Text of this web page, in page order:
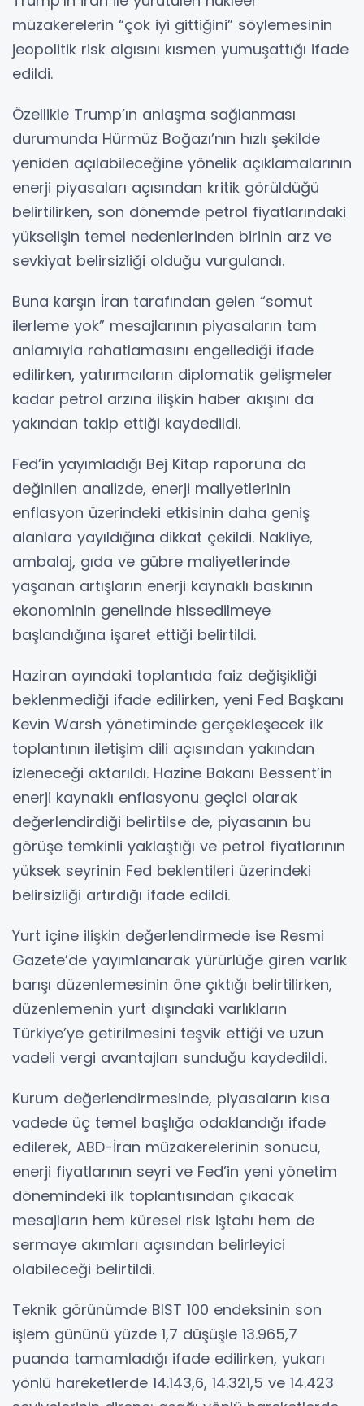
müzakerelerin “çok iyi gittiğini” söylemesinin
jeopolitik risk algısını kısmen yumuşattığı ifade
edildi.
Özellikle Trump’ın anlaşma sağlanması
durumunda Hürmüz Boğazı’nın hızlı şekilde
yeniden açılabileceğine yönelik açıklamalarının
enerji piyasaları açısından kritik görüldüğü
belirtilirken, son dönemde petrol fiyatlarındaki
yükselişin temel nedenlerinden birinin arz ve
sevkiyat belirsizliği olduğu vurgulandı.
Buna karşın İran tarafından gelen “somut
ilerleme yok” mesajlarının piyasaların tam
anlamıyla rahatlamasını engellediği ifade
edilirken, yatırımcıların diplomatik gelişmeler
kadar petrol arzına ilişkin haber akışını da
yakından takip ettiği kaydedildi.
Fed’in yayımladığı Bej Kitap raporuna da
değinilen analizde, enerji maliyetlerinin
enflasyon üzerindeki etkisinin daha geniş
alanlara yayıldığına dikkat çekildi. Nakliye,
ambalaj, gıda ve gübre maliyetlerinde
yaşanan artışların enerji kaynaklı baskının
ekonominin genelinde hissedilmeye
başlandığına işaret ettiği belirtildi.
Haziran ayındaki toplantıda faiz değişikliği
beklenmediği ifade edilirken, yeni Fed Başkanı
Kevin Warsh yönetiminde gerçekleşecek ilk
toplantının iletişim dili açısından yakından
izleneceği aktarıldı. Hazine Bakanı Bessent’in
enerji kaynaklı enflasyonu geçici olarak
değerlendirdiği belirtilse de, piyasanın bu
görüşe temkinli yaklaştığı ve petrol fiyatlarının
yüksek seyrinin Fed beklentileri üzerindeki
belirsizliği artırdığı ifade edildi.
Yurt içine ilişkin değerlendirmede ise Resmi
Gazete’de yayımlanarak yürürlüğe giren varlık
barışı düzenlemesinin öne çıktığı belirtilirken,
düzenlemenin yurt dışındaki varlıkların
Türkiye’ye getirilmesini teşvik ettiği ve uzun
vadeli vergi avantajları sunduğu kaydedildi.
Kurum değerlendirmesinde, piyasaların kısa
vadede üç temel başlığa odaklandığı ifade
edilerek, ABD-İran müzakerelerinin sonucu,
enerji fiyatlarının seyri ve Fed’in yeni yönetim
dönemindeki ilk toplantısından çıkacak
mesajların hem küresel risk iştahı hem de
sermaye akımları açısından belirleyici
olabileceği belirtildi.
Teknik görünümde BIST 100 endeksinin son
işlem gününü yüzde 1,7 düşüşle 13.965,7
puanda tamamladığı ifade edilirken, yukarı
yönlü hareketlerde 14.143,6, 14.321,5 ve 14.423